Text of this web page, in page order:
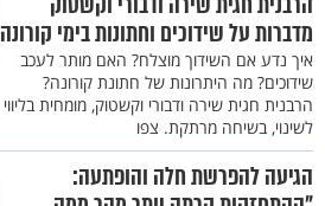
מדברות על שידוכים וחתונות בימי קורונה
איך נדע אם השידוך מוצלח? האם מותר לעכב
שידוכים? מה היתרונות של חתונת קורונה?
הרבנית חגית שירה ודבורי וקשטוק, מומחית בליווי
לשינוי, בשיחה מרתקת. צפו
הגיעה להפרשת חלה והופתעה: